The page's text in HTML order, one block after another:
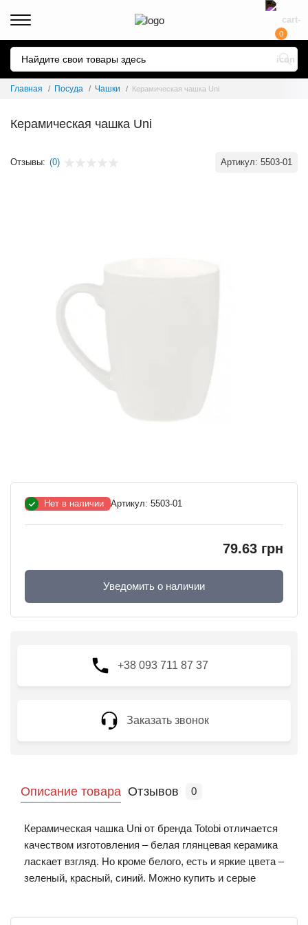
0
Главная Посуда Чашки Керамическая чашка Uni
Керамическая чашка Uni
Отзывы: (0) Артикул: 5503-01
Нет в наличии Артикул: 5503-01
79.63 грн
Уведомить о наличии
+38 093 711 87 37
Заказать звонок
Описание товара Отзывов 0
Керамическая чашка Uni от бренда Totobi отличается
качеством изготовления – белая глянцевая керамика
ласкает взгляд. Но кроме белого, есть и яркие цвета –
зеленый, красный, синий. Можно купить и серые